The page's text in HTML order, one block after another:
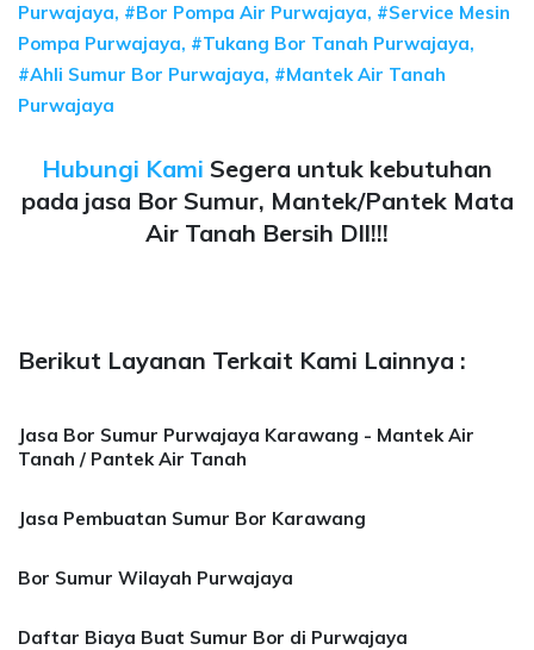
Purwajaya, #Bor Pompa Air Purwajaya, #Service Mesin
Pompa Purwajaya, #Tukang Bor Tanah Purwajaya,
#Ahli Sumur Bor Purwajaya, #Mantek Air Tanah
Purwajaya
Hubungi Kami Segera untuk kebutuhan
pada jasa Bor Sumur, Mantek/Pantek Mata
Air Tanah Bersih Dll!!!
Berikut Layanan Terkait Kami Lainnya :
Jasa Bor Sumur Purwajaya Karawang - Mantek Air
Tanah / Pantek Air Tanah
Jasa Pembuatan Sumur Bor Karawang
Bor Sumur Wilayah Purwajaya
Daftar Biaya Buat Sumur Bor di Purwajaya